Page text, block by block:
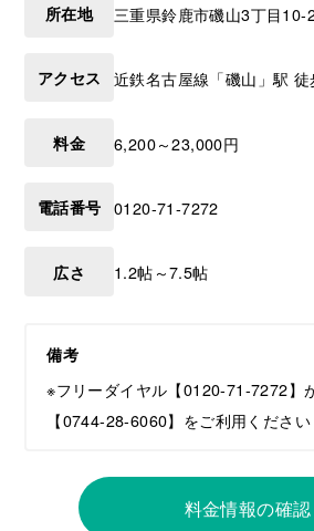
所在地 三重県鈴鹿市磯山3丁目10-
アクセス 近鉄名古屋線「磯山」駅
料金 6,200～23,000円
電話番号 0120-71-7272
広さ 1.2帖～7.5帖
備考
※フリーダイヤル【0120-71-7272】
【0744-28-6060】をご利用ください
料金情報の確認